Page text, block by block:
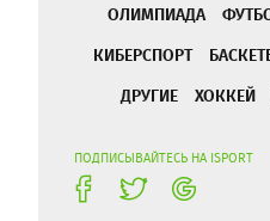
ОЛИМПИАДА
КИБЕРСПОРТ
ДРУГИЕ
ХОККЕЙ
ПОДПИСЫВАЙТЕСЬ НА ISPORT